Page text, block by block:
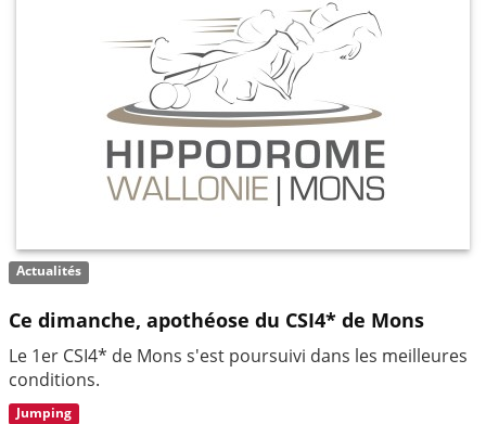
Actualités
Ce dimanche, apothéose du CSI4* de Mons
Le 1er CSI4* de Mons s'est poursuivi dans les meilleures
conditions.
Jumping